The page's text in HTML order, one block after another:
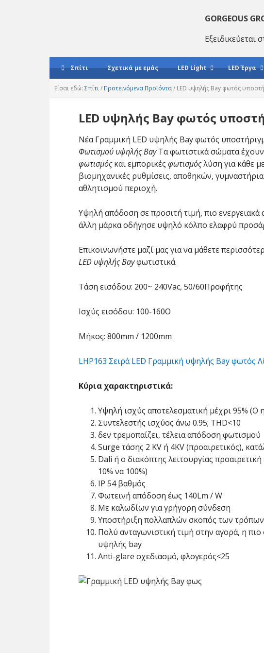
GORGEOUS
Σπίτι Σχετικά με εμάς LED Light LED Έργα
Είσαι εδώ: Σπίτι/ Προτεινόμενα Προϊόντα/ LED υψηλής Bay φωτός
LED υψηλής Bay φωτός
Νέα Γραμμική LED υψηλής Bay φωτός
Φωτισμού υψηλής BayΤα φωτιστικά σώματα έχουν
φωτισμόςκαι εμπορικές φωτισμόςλύση για κάθε
βιομηχανικές ρυθμίσεις, αποθηκών,
αθλητισμού περιοχή.
Υψηλή απόδοση σε προσιτή τιμή, πιο
άλλη μάρκα οδήγησε υψηλό κόλπο ελαφρύ
Επικοινωνήστε μαζί μας για να μάθετε
LED υψηλής Bayφωτιστικά.
Τάση εισόδου: 200~ 240Vac, 50/60Προφήτης
Ισχύς εισόδου: 100-160Ο
Μήκος: 800mm / 1200mm
LHP163 Σειρά LED Γραμμική υψηλής Bay φωτός
Κύρια χαρακτηριστικά:
Υψηλή ισχύς αποτελεσματική μέχρι 95% (Ο
Συντελεστής ισχύος άνω 0.95; THD<10
δεν τρεμοπαίζει, τέλεια απόδοση φωτισμού
Surge τάσης 2 KV ή 4KV (προαιρετικός),
Dali ή ο διακόπτης λειτουργίας
10% να 100%)
IP 54 βαθμός
Φωτεινή απόδοση έως 140Lm / W
Με καλωδίων για γρήγορη σύνδεση
Υποστήριξη πολλαπλών σκοπός των τρόπων
Πολύ ανταγωνιστική τιμή στην αγορά, η
υψηλής bay
Anti-glare σχεδιασμό, φλογερός<25